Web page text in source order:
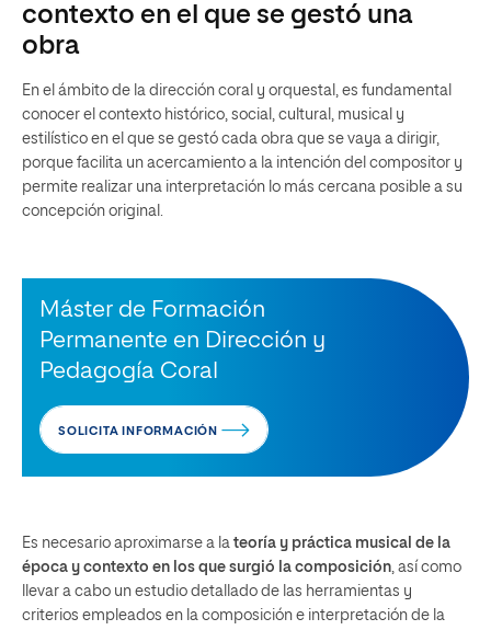
contexto en el que se gestó una
obra
En el ámbito de la dirección coral y orquestal, es fundamental
conocer el contexto histórico, social, cultural, musical y
estilístico en el que se gestó cada obra que se vaya a dirigir,
porque facilita un acercamiento a la intención del compositor y
permite realizar una interpretación lo más cercana posible a su
concepción original.
Máster de Formación
Permanente en Dirección y
Pedagogía Coral
SOLICITA INFORMACIÓN
Es necesario aproximarse a la teoría y práctica musical de la
época y contexto en los que surgió la composición , así como
llevar a cabo un estudio detallado de las herramientas y
criterios empleados en la composición e interpretación de la